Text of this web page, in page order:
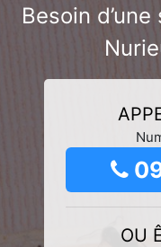
Besoin
OU